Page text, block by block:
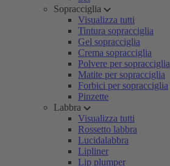
Sopracciglia
Visualizza tutti
Tintura sopracciglia
Gel sopracciglia
Crema sopracciglia
Polvere per sopracciglia
Matite per sopracciglia
Forbici per sopracciglia
Pinzette
Labbra
Visualizza tutti
Rossetto labbra
Lucidalabbra
Lipliner
Lip plumper